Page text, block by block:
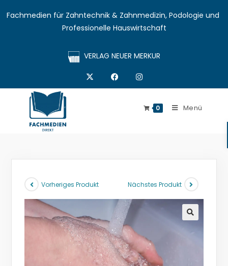
Fachmedien für Zahntechnik & Zahnmedizin, Podologie und
Professionelle Hauswirtschaft
VERLAG NEUER MERKUR
0 Menü
Vorheriges Produkt Nächstes Produkt